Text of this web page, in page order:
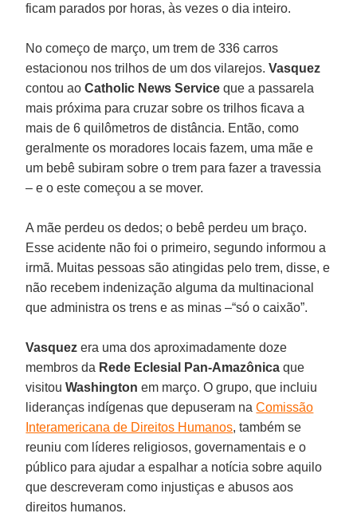
ficam parados por horas, às vezes o dia inteiro.
No começo de março, um trem de 336 carros
estacionou nos trilhos de um dos vilarejos.Vasquez
contou aoCatholic News Service que a passarela
mais próxima para cruzar sobre os trilhos ficava a
mais de 6 quilômetros de distância. Então, como
geralmente os moradores locais fazem, uma mãe e
um bebê subiram sobre o trem para fazer a travessia
– e o este começou a se mover.
A mãe perdeu os dedos; o bebê perdeu um braço.
Esse acidente não foi o primeiro, segundo informou a
irmã. Muitas pessoas são atingidas pelo trem, disse, e
não recebem indenização alguma da multinacional
que administra os trens e as minas –“só o caixão”.
Vasquez era uma dos aproximadamente doze
membros da Rede Eclesial Pan-Amazônica que
visitouWashington em março. O grupo, que incluiu
lideranças indígenas que depuseram naComissão
Interamericana de Direitos Humanos, também se
reuniu com líderes religiosos, governamentais e o
público para ajudar a espalhar a notícia sobre aquilo
que descreveram como injustiças e abusos aos
direitos humanos.